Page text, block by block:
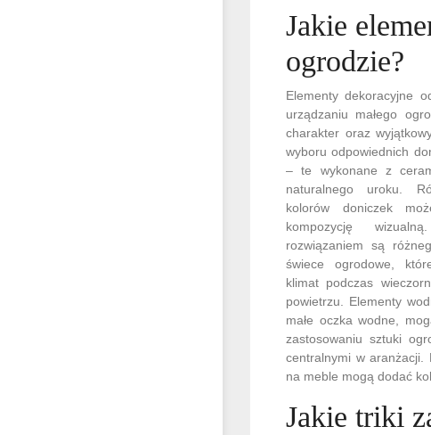
Jakie
ogrodzie?
Elementy dekoracyjne
urządzaniu małego
charakter oraz
wyboru odpowiednich
– te wykonane z
naturalnego uroku.
kolorów doniczek
kompozycję
rozwiązaniem są
świece ogrodowe,
klimat podczas
powietrzu. Elementy
małe oczka wodne,
zastosowaniu sztuki
centralnymi w aranżacji.
na meble mogą dodać
Jakie triki